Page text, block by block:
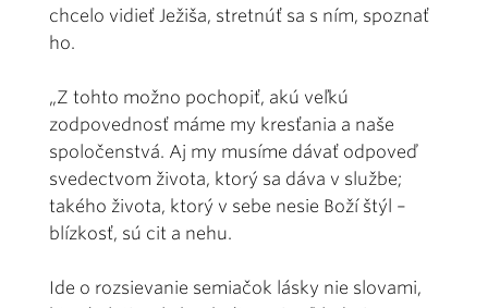
chcelo vidieť Ježiša, stretnúť sa s ním, spoznať
ho.
„Z tohto možno pochopiť, akú veľkú
zodpovednosť máme my kresťania a naše
spolo­čenstvá. Aj my musíme dávať odpoveď
svedectvom života, ktorý sa dáva v službe;
takého života, ktorý v sebe nesie Boží štýl –
blízkosť, sú­ cit a nehu.
Ide o rozsievanie semia­čok lásky nie slovami,